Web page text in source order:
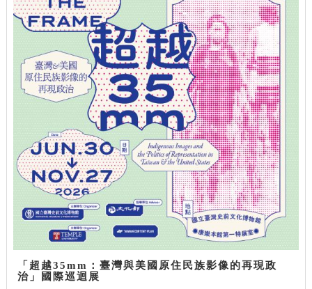
「超越35mm：臺灣與美國原住民族影像的再現政
治」國際巡迴展